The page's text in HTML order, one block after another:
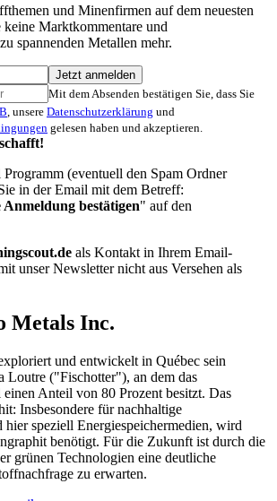
und Minenfirmen auf dem neuesten
keine Marktkommentare und
spannenden Metallen mehr.
Jetzt anmelden
Mit dem Absenden bestätigen Sie, dass Sie
, unsere Datenschutzerklärung und
gelesen haben und akzeptieren.
(eventuell den Spam Ordner
in der Email mit dem Betreff:
bestätigen" auf den
als Kontakt in Ihrem Email-
unser Newsletter nicht aus Versehen als
Metals Inc.
und entwickelt in Québec sein
Loutre ("Fischotter"), an dem das
Anteil von 80 Prozent besitzt. Das
Insbesondere für nachhaltige
hier speziell Energiespeichermedien, wird
benötigt. Für die Zukunft ist durch die
grünen Technologien eine deutliche
zu erwarten.